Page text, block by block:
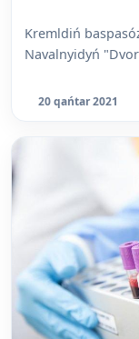
Kremldiń
Navalnyidyń
20 qańtar 2021